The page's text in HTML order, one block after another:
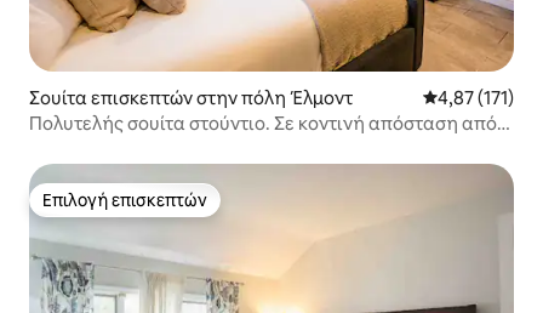
Σουίτα επισκεπτών στην πόλη Έλμοντ Μέση
4,87 (171)
Πολυτελής σουίτα στούντιο. Σε κοντινή απόσταση από
Επιλογή επισκεπτών
Επιλογή επισκεπτών